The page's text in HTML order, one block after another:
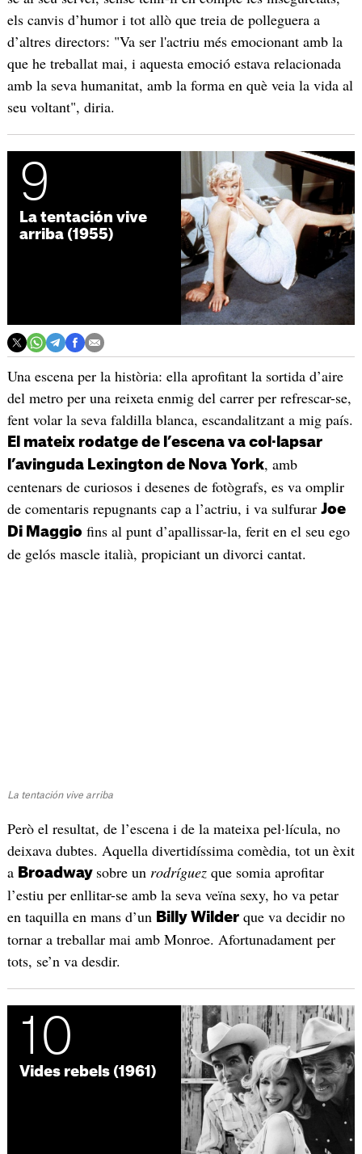
els canvis d’humor i tot allò que treia de polleguera a
d’altres directors: "Va ser l'actriu més emocionant amb la
que he treballat mai, i aquesta emoció estava relacionada
amb la seva humanitat, amb la forma en què veia la vida al
seu voltant", diria.
9
La tentación vive
arriba (1955)
Una escena per la història: ella aprofitant la sortida d’aire
del metro per una reixeta enmig del carrer per refrescar-se,
fent volar la seva faldilla blanca, escandalitzant a mig país.
El mateix rodatge de l’escena va col·lapsar
l’avinguda Lexington de Nova York, amb
centenars de curiosos i desenes de fotògrafs, es va omplir
de comentaris repugnants cap a l’actriu, i va sulfurar Joe
Di Maggio fins al punt d’apallissar-la, ferit en el seu ego
de gelós mascle italià, propiciant un divorci cantat.
La tentación vive arriba
Però el resultat, de l’escena i de la mateixa pel·lícula, no
deixava dubtes. Aquella divertidíssima comèdia, tot un èxit
a Broadway sobre un rodríguezque somia aprofitar
l’estiu per enllitar-se amb la seva veïna sexy, ho va petar
en taquilla en mans d’un Billy Wilderque va decidir no
tornar a treballar mai amb Monroe. Afortunadament per
tots, se’n va desdir.
10
Vides rebels (1961)